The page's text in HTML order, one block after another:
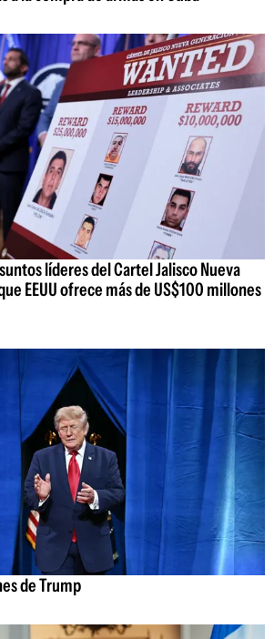
líderes del Cartel Jalisco Nueva
EEUU ofrece más de US$100 millones
de Trump